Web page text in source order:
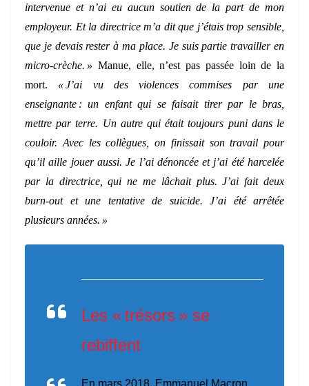
intervenue et n’ai eu aucun soutien de la part de mon
employeur. Et la directrice m’a dit que j’étais trop sensible,
que je devais rester à ma place. Je suis partie travailler en
micro-crèche. » Manue, elle, n’est pas passée loin de la
mort. « J’ai vu des violences commises par une
enseignante : un enfant qui se faisait tirer par le bras,
mettre par terre. Un autre qui était toujours puni dans le
couloir. Avec les collègues, on finissait son travail pour
qu’il aille jouer aussi. Je l’ai dénoncée et j’ai été harcelée
par la directrice, qui ne me lâchait plus. J’ai fait deux
burn-out et une tentative de suicide. J’ai été arrêtée
plusieurs années. »
Les « trésors » se
rebiffent
En mars 2018, Emmanuel Macron